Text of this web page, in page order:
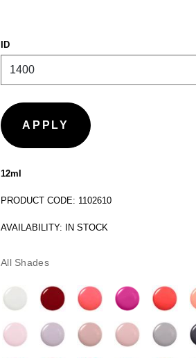
ID
12ml
PRODUCT CODE: 1102610
AVAILABILITY: IN STOCK
All Shades